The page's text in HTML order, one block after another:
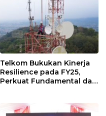
Telkom Bukukan Kinerja
Resilience pada FY25,
Perkuat Fundamental dan